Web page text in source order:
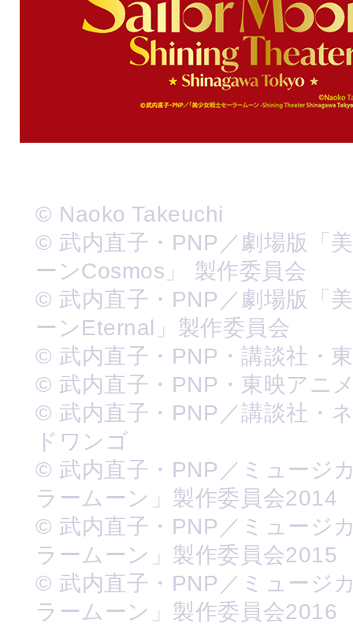
© Naoko Takeuchi
© 武内直子・PNP／劇場版「
ーンCosmos」 製作委員会
© 武内直子・PNP／劇場版「
ーンEternal」製作委員会
© 武内直子・PNP・講談社・
© 武内直子・PNP・東映アニ
© 武内直子・PNP／講談社・
ドワンゴ
© 武内直子・PNP／ミュージ
ラームーン」製作委員会2014
© 武内直子・PNP／ミュージ
ラームーン」製作委員会2015
© 武内直子・PNP／ミュージ
ラームーン」製作委員会2016